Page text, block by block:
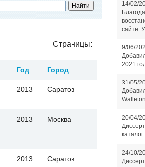
Страницы:
Год Город
2013 Саратов
2013 Москва
2013 Саратов
14/02/
сайте.
9/06/
2021
31/05/
20/04/
каталог.
24/10/